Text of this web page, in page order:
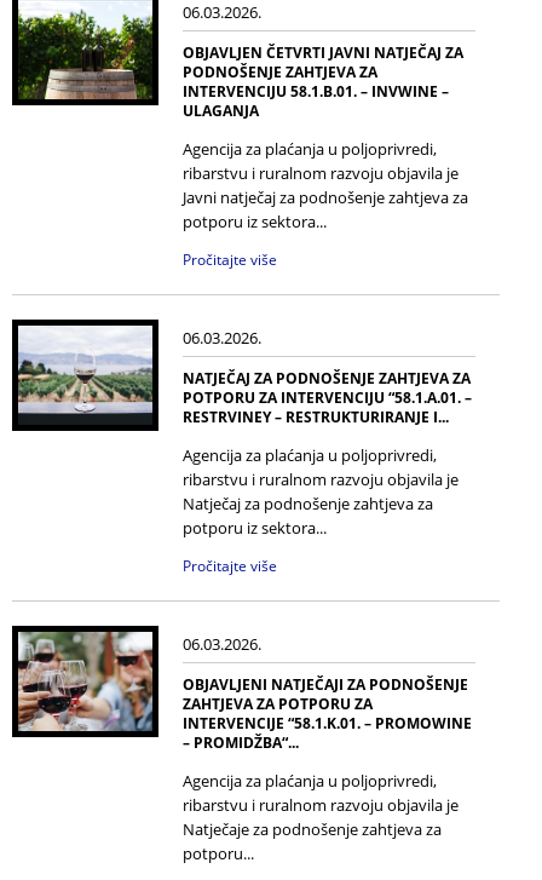
06.03.2026.
OBJAVLJEN ČETVRTI JAVNI NATJEČAJ ZA
PODNOŠENJE ZAHTJEVA ZA
INTERVENCIJU 58.1.B.01. – INVWINE –
ULAGANJA
Agencija za plaćanja u poljoprivredi,
ribarstvu i ruralnom razvoju objavila je
Javni natječaj za podnošenje zahtjeva za
potporu iz sektora...
Pročitajte više
06.03.2026.
NATJEČAJ ZA PODNOŠENJE ZAHTJEVA ZA
POTPORU ZA INTERVENCIJU “58.1.A.01. –
RESTRVINEY – RESTRUKTURIRANJE I...
Agencija za plaćanja u poljoprivredi,
ribarstvu i ruralnom razvoju objavila je
Natječaj za podnošenje zahtjeva za
potporu iz sektora...
Pročitajte više
06.03.2026.
OBJAVLJENI NATJEČAJI ZA PODNOŠENJE
ZAHTJEVA ZA POTPORU ZA
INTERVENCIJE “58.1.K.01. – PROMOWINE
– PROMIDŽBA“...
Agencija za plaćanja u poljoprivredi,
ribarstvu i ruralnom razvoju objavila je
Natječaje za podnošenje zahtjeva za
potporu...